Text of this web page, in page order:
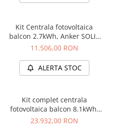
Incarcatoare solare
Incarcatoare solare PWM
Interfete si cabluri
Cabluri panouri fotovoltaice
Cabluri pentru echipamente
Protectii si izolatoare de baterii
Accesorii
Monitorizare si control
Kit Centrala fotovoltaica
balcon 2.7kWh, Anker SOLIX
Solarbank 3 E2700 Pro +
prindere
11.506,00 RON
ALERTA STOC
Kit complet centrala
fotovoltaica balcon 8.1kWh,
Anker SOLIX Solarbank 3
23.932,00 RON